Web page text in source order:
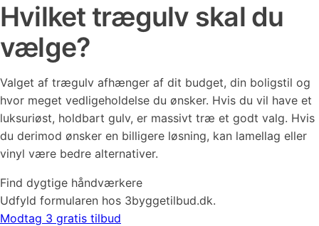
Hvilket trægulv skal du
vælge?
Valget af trægulv afhænger af dit budget, din boligstil og
hvor meget vedligeholdelse du ønsker. Hvis du vil have et
luksuriøst, holdbart gulv, er massivt træ et godt valg. Hvis
du derimod ønsker en billigere løsning, kan lamellag eller
vinyl være bedre alternativer.
Find dygtige håndværkere
Udfyld formularen hos 3byggetilbud.dk.
Modtag 3 gratis tilbud